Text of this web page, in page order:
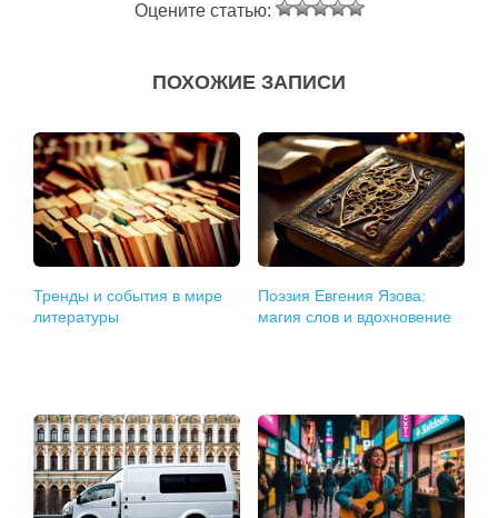
Оцените статью:
ПОХОЖИЕ ЗАПИСИ
Тренды и события в мире
литературы
Поэзия Евгения Язова:
магия слов и вдохновение